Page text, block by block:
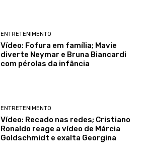
ENTRETENIMENTO
Vídeo: Fofura em família; Mavie
diverte Neymar e Bruna Biancardi
com pérolas da infância
ENTRETENIMENTO
Vídeo: Recado nas redes; Cristiano
Ronaldo reage a vídeo de Márcia
Goldschmidt e exalta Georgina